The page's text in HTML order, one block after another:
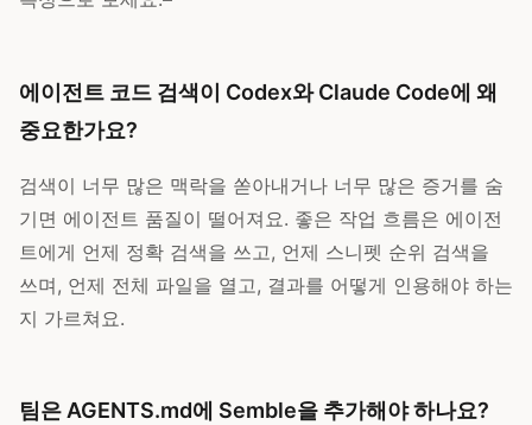
에이전트 코드 검색이 Codex와 Claude Code에 왜
중요한가요?
검색이 너무 많은 맥락을 쏟아내거나 너무 많은 증거를 숨
기면 에이전트 품질이 떨어져요. 좋은 작업 흐름은 에이전
트에게 언제 정확 검색을 쓰고, 언제 스니펫 순위 검색을
쓰며, 언제 전체 파일을 열고, 결과를 어떻게 인용해야 하는
지 가르쳐요.
팀은 AGENTS.md에 Semble을 추가해야 하나요?